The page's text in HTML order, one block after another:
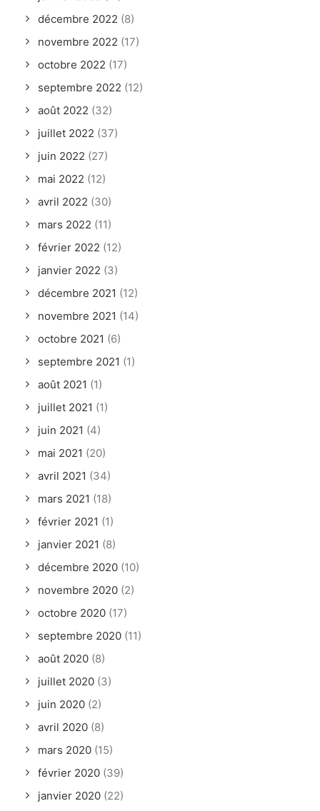
décembre 2022 (8)
novembre 2022 (17)
octobre 2022 (17)
septembre 2022 (12)
août 2022 (32)
juillet 2022 (37)
juin 2022 (27)
mai 2022 (12)
avril 2022 (30)
mars 2022 (11)
février 2022 (12)
janvier 2022 (3)
décembre 2021 (12)
novembre 2021 (14)
octobre 2021 (6)
septembre 2021 (1)
août 2021 (1)
juillet 2021 (1)
juin 2021 (4)
mai 2021 (20)
avril 2021 (34)
mars 2021 (18)
février 2021 (1)
janvier 2021 (8)
décembre 2020 (10)
novembre 2020 (2)
octobre 2020 (17)
septembre 2020 (11)
août 2020 (8)
juillet 2020 (3)
juin 2020 (2)
avril 2020 (8)
mars 2020 (15)
février 2020 (39)
janvier 2020 (22)